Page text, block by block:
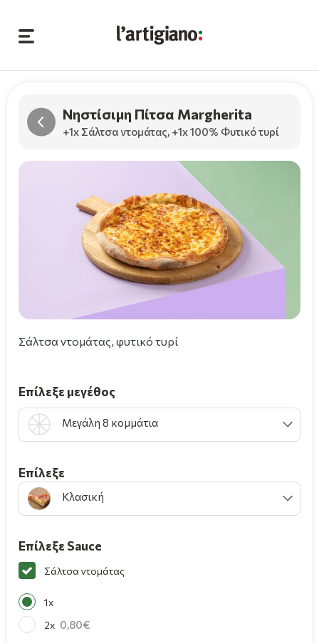
Νηστίσιμη Πίτσα Margherita
+1x Σάλτσα ντομάτας, +1x 100% Φυτικό τυρί
Σάλτσα ντομάτας, φυτικό τυρί
Επίλεξε μεγέθος
Μεγάλη 8 κομμάτια
Επίλεξε
Κλασική
Επίλεξε Sauce
Σάλτσα ντομάτας
1x
2x 0,80